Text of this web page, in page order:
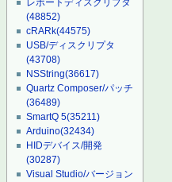
レポートディスクリプタ
(48852)
cRARk(44575)
USB/ディスクリプタ
(43708)
NSString(36617)
Quartz Composer/パッチ
(36489)
SmartQ 5(35211)
Arduino(32434)
HIDデバイス/開発
(30287)
Visual Studio/バージョン